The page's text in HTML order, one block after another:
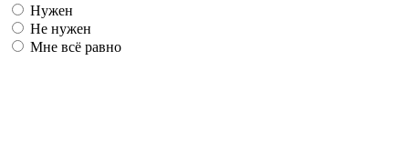
Нужен
Не нужен
Мне всё равно